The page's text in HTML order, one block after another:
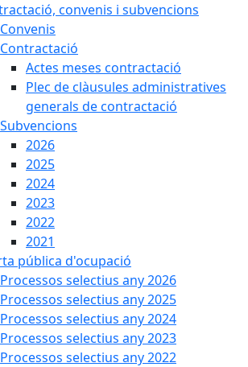
convenis i subvencions
Convenis
Contractació
Actes meses contractació
Plec de clàusules administratives
generals de contractació
Subvencions
2026
2025
2024
2023
2022
2021
pública d'ocupació
Processos selectius any 2026
Processos selectius any 2025
Processos selectius any 2024
Processos selectius any 2023
Processos selectius any 2022